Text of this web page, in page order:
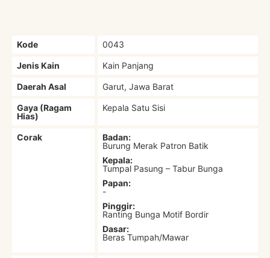
Kode 0043
Jenis Kain Kain Panjang
Daerah Asal Garut, Jawa Barat
Gaya (Ragam
Hias)
Kepala Satu Sisi
Corak
Badan:
Burung Merak Patron Batik
Kepala:
Tumpal Pasung – Tabur Bunga
Papan:
-
Pinggir:
Ranting Bunga Motif Bordir
Dasar:
Beras Tumpah/Mawar